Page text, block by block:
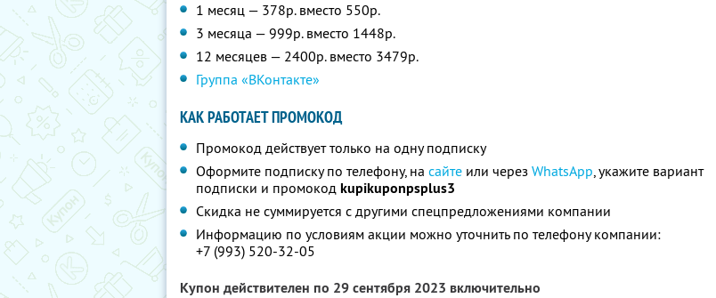
1 месяц — 378р. вместо 550р.
3 месяца — 999р. вместо 1448р.
12 месяцев — 2400р. вместо 3479р.
Группа «ВКонтакте»
КАК РАБОТАЕТ ПРОМОКОД
Промокод действует только на одну подписку
Оформите подписку по телефону, на сайте или через WhatsApp, укажите вариант
подписки и промокод kupikuponpsplus3
Скидка не суммируется с другими спецпредложениями компании
Информацию по условиям акции можно уточнить по телефону компании:
+7 (993) 520-32-05
Купон действителен по 29 сентября 2023 включительно